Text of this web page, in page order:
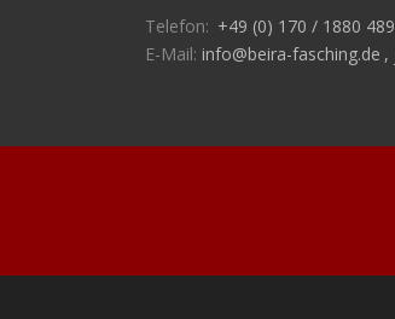
Telefon: +49 (0) 170 / 1880 489
E-Mail: info@beira-fasching.de ,